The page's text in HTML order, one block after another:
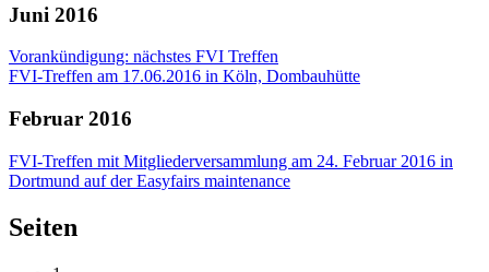
Juni 2016
Vorankündigung: nächstes FVI Treffen
FVI-Treffen am 17.06.2016 in Köln, Dombauhütte
Februar 2016
FVI-Treffen mit Mitgliederversammlung am 24. Februar 2016 in
Dortmund auf der Easyfairs maintenance
Seiten